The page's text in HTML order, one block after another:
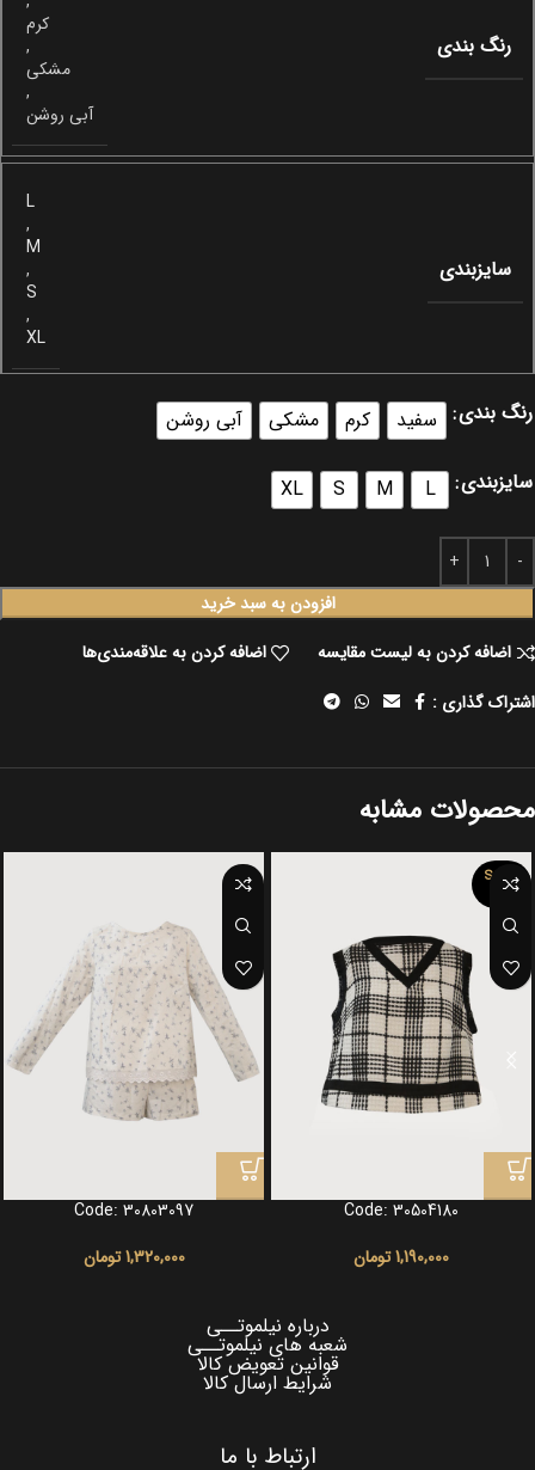
رنگ بندی
کرم
,
مشکی
,
آبی روشن
سایزبندی
L
,
M
,
S
,
XL
رنگ بندی سفید کرم مشکی آبی روشن
سایزبندی L
M
S
XL
افزودن به سبد خرید
اضافه کردن به لیست مقایسه
اضافه کردن به علاقه‌مندی‌ها
اشتراک گذاری :
محصولات مشابه
SOLD
OUT
Code: 30504180
1,190,000تومان
Code: 30803097
1,320,000 تومان
درباره نیلموتــی
شعبه های نیلموتــی
قوانین تعویض کالا
شرایط ارسال کالا
ارتباط با ما